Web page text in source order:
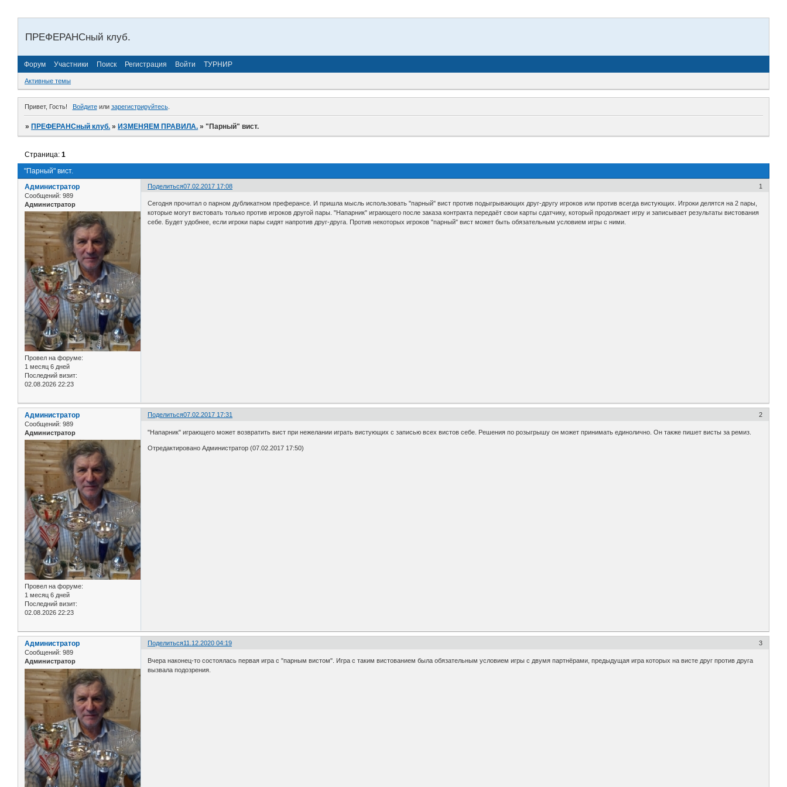
ПРЕФЕРАНСный клуб.
Форум Участники Поиск Регистрация Войти ТУРНИР
Активные темы
Привет, Гость! Войдитеили зарегистрируйтесь.
»ПРЕФЕРАНСный клуб. »ИЗМЕНЯЕМ ПРАВИЛА. »"Парный" вист.
"Парный" вист.
Страница:1
Поделиться 1
07.02.2017 17:08
Администратор
Сообщений: 989
Администратор
Провел на форуме:
1 месяц 6 дней
Последний визит:
02.08.2026 22:23
Сегодня прочитал о парном дубликатном преферансе. И пришла мысль использовать "парный" вист против подыгрывающих друг-другу игроков или против всегда вистующих. Игроки делятся на 2 пары,
которые могут вистовать только против игроков другой пары. "Напарник" играющего после заказа контракта передаёт свои карты сдатчику, который продолжает игру и записывает результаты вистования
себе. Будет удобнее, если игроки пары сидят напротив друг-друга. Против некоторых игроков "парный" вист может быть обязательным условием игры с ними.
Поделиться 2
07.02.2017 17:31
Администратор
Сообщений: 989
Администратор
Провел на форуме:
1 месяц 6 дней
Последний визит:
02.08.2026 22:23
"Напарник" играющего может возвратить вист при нежелании играть вистующих с записью всех вистов себе. Решения по розыгрышу он может принимать единолично. Он также пишет висты за ремиз.
Отредактировано Администратор (07.02.2017 17:50)
Поделиться 3
11.12.2020 04:19
Администратор
Сообщений: 989
Администратор
Вчера наконец-то состоялась первая игра с "парным вистом". Игра с таким вистованием была обязательным условием игры с двумя партнёрами, предыдущая игра которых на висте друг против друга
вызвала подозрения.